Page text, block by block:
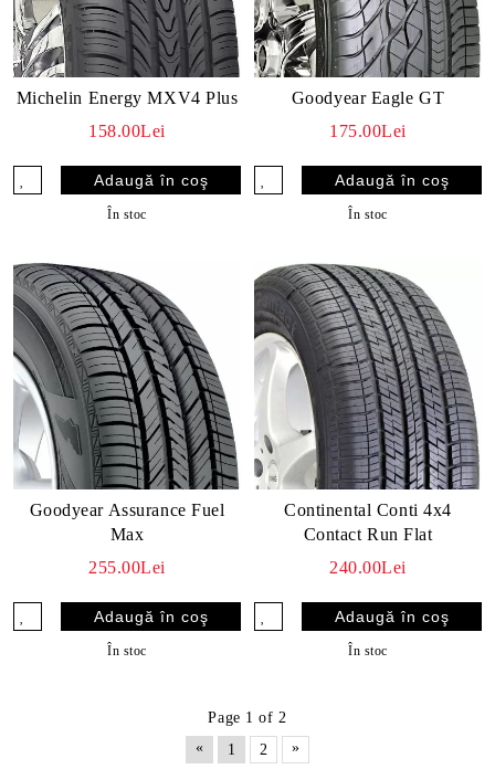
Michelin Energy MXV4 Plus
158.00Lei
În stoc
Goodyear Eagle GT
175.00Lei
În stoc
Goodyear Assurance Fuel
Max
255.00Lei
În stoc
Continental Conti 4x4
Contact Run Flat
240.00Lei
În stoc
Page 1 of 2
«
1 2 »